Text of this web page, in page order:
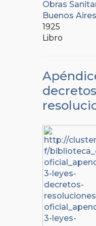
Obras
Buenos Aires
1925
Libro